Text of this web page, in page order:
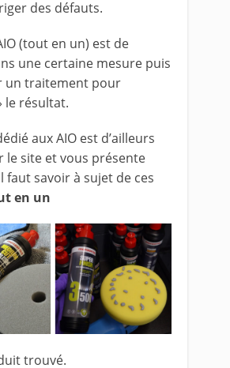
des défauts.
(tout en un) est de
une certaine mesure puis
un traitement pour
le résultat.
aux AIO est d’ailleurs
le site et vous présente
faut savoir à sujet de ces
en un
trouvé.